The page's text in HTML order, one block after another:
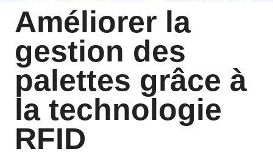
Améliorer la
gestion des
palettes grâce à
la technologie
RFID